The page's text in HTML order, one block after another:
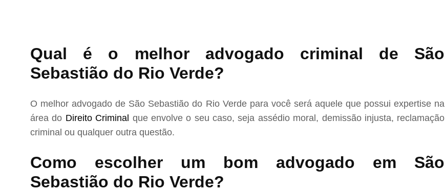
Qual é o melhor advogado criminal de São
Sebastião do Rio Verde?
O melhor advogado de São Sebastião do Rio Verde para você será aquele que possui expertise na
área do Direito Criminal que envolve o seu caso, seja assédio moral, demissão injusta, reclamação
criminal ou qualquer outra questão.
Como escolher um bom advogado em São
Sebastião do Rio Verde?